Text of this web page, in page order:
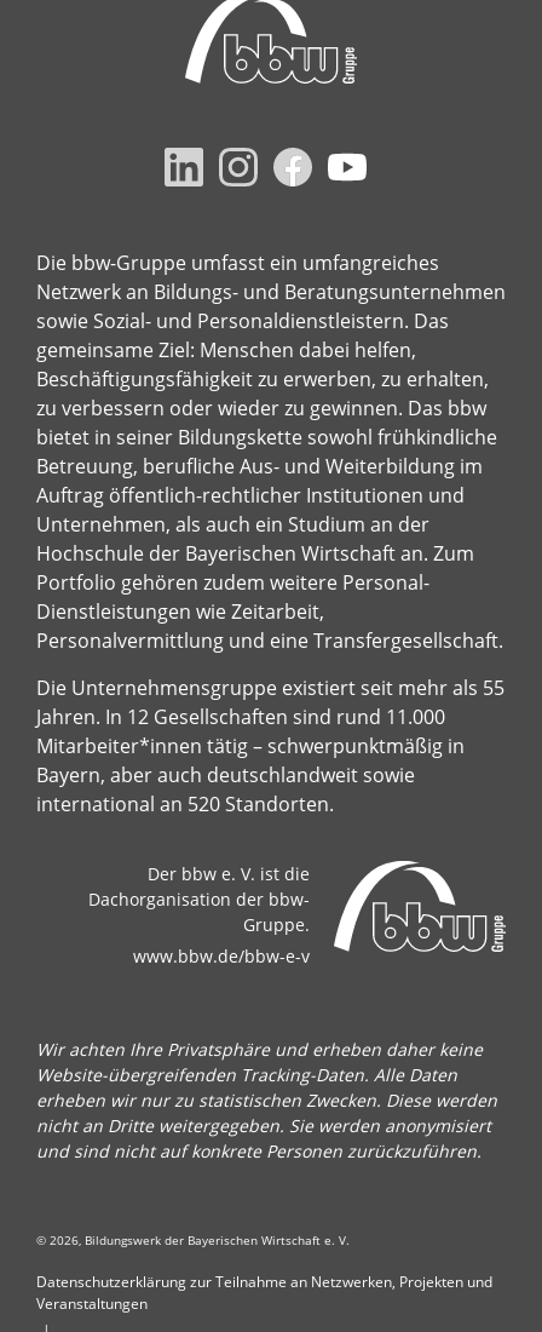
Die bbw-Gruppe umfasst ein umfangreiches
Netzwerk an Bildungs- und Beratungsunternehmen
sowie Sozial- und Personaldienstleistern. Das
gemeinsame Ziel: Menschen dabei helfen,
Beschäftigungsfähigkeit zu erwerben, zu erhalten,
zu verbessern oder wieder zu gewinnen. Das bbw
bietet in seiner Bildungskette sowohl frühkindliche
Betreuung, berufliche Aus- und Weiterbildung im
Auftrag öffentlich-rechtlicher Institutionen und
Unternehmen, als auch ein Studium an der
Hochschule der Bayerischen Wirtschaft an. Zum
Portfolio gehören zudem weitere Personal-
Dienstleistungen wie Zeitarbeit,
Personalvermittlung und eine Transfergesellschaft.
Die Unternehmensgruppe existiert seit mehr als 55
Jahren. In 12 Gesellschaften sind rund 11.000
Mitarbeiter*innen tätig – schwerpunktmäßig in
Bayern, aber auch deutschlandweit sowie
international an 520 Standorten.
Der bbw e. V. ist die
Dachorganisation der bbw-
Gruppe.
www.bbw.de/bbw-e-v
Wir achten Ihre Privatsphäre und erheben daher keine
Website-übergreifenden Tracking-Daten. Alle Daten
erheben wir nur zu statistischen Zwecken. Diese werden
nicht an Dritte weitergegeben. Sie werden anonymisiert
und sind nicht auf konkrete Personen zurückzuführen.
© 2026, Bildungswerk der Bayerischen Wirtschaft e. V.
Datenschutzerklärung zur Teilnahme an Netzwerken, Projekten und
Veranstaltungen